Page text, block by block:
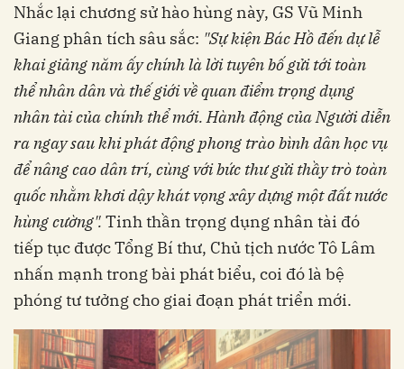
Nhắc lại chương sử hào hùng này, GS Vũ Minh
Giang phân tích sâu sắc: "Sự kiện Bác Hồ đến dự lễ
khai giảng năm ấy chính là lời tuyên bố gửi tới toàn
thể nhân dân và thế giới về quan điểm trọng dụng
nhân tài của chính thể mới. Hành động của Người diễn
ra ngay sau khi phát động phong trào bình dân học vụ
để nâng cao dân trí, cùng với bức thư gửi thầy trò toàn
quốc nhằm khơi dậy khát vọng xây dựng một đất nước
hùng cường". Tinh thần trọng dụng nhân tài đó
tiếp tục được Tổng Bí thư, Chủ tịch nước Tô Lâm
nhấn mạnh trong bài phát biểu, coi đó là bệ
phóng tư tưởng cho giai đoạn phát triển mới.